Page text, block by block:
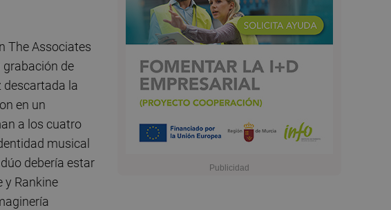
The Associates
grabación de
descartada la
en un
a los cuatro
musical
debería estar
y Rankine